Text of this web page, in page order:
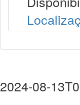
2024-08-